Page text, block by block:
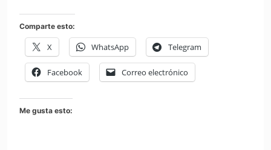
Comparte esto:
X WhatsApp Telegram
Facebook Correo electrónico
Me gusta esto: